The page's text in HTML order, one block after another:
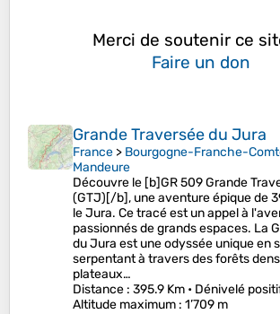
Merci de soutenir ce
Faire un don
Grande Traversée du Jura
France > Bourgogne-Franche-
Mandeure
Découvre le [b]GR 509 Grande
(GTJ)[/b], une aventure épique de
le Jura. Ce tracé est un appel à
passionnés de grands espaces. La
du Jura est une odyssée unique en
serpentant à travers des forêts
plateaux…
Distance : 395.9 Km • Dénivelé
Altitude maximum : 1’709 m